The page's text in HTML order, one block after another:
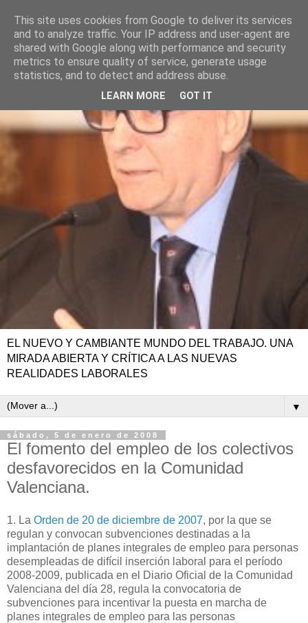
EL NUEVO Y CAMBIANTE MUNDO DEL TRABAJO. UNA
MIRADA ABIERTA Y CRÍTICA A LAS NUEVAS
REALIDADES LABORALES
▼
sábado, 5 de enero de 2008
El fomento del empleo de los colectivos
desfavorecidos en la Comunidad
Valenciana.
1. La Orden de 20 de diciembre de 2007, por la que se
regulan y convocan subvenciones destinadas a la
implantación de planes integrales de empleo para personas
desempleadas de difícil inserción laboral para el período
2008-2009, publicada en el Diario Oficial de la Comunidad
Valenciana del día 28, regula la convocatoria de
subvenciones para incentivar la puesta en marcha de
planes integrales de empleo para las personas
This site uses cookies from Google to deliver its services
and to analyze traffic. Your IP address and user-agent are
shared with Google along with performance and security
metrics to ensure quality of service, generate usage
statistics, and to detect and address abuse.
LEARN MORE GOT IT